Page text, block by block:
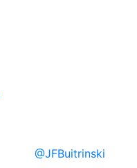
@JFBuitrinski